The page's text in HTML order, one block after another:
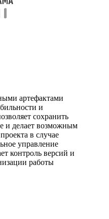
артефактами
и
сохранить
и делает возможным
в случае
управление
контроль версий и
работы